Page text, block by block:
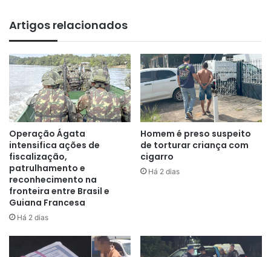
traficante também respondia pelo crime de homicídio
qualificado, o qual devera estar cumprindo a pena em
Rotam, capitão Hércules Lucena.
Foragido da justiça
Lucas Carvalho Dias, de 26 anos, foi capturado pela Rotam
no Macapaba II, zona norte de Macapá. Ele estava com um
mandado de prisão em aberto pelo crime de tráfico de
drogas. Os policiais chegaram até o infrator após receber
denúncias anônimas sobre seu paradeiro.
Artigos relacionados
Operação Ágata
intensifica ações de
fiscalização,
patrulhamento e
reconhecimento na
fronteira entre Brasil e
Guiana Francesa
Há 2 dias
Homem é preso suspeito
de torturar criança com
cigarro
Há 2 dias